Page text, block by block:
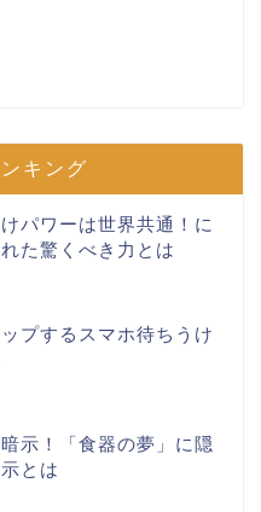
キング
パワーは世界共通！に
た驚くべき力とは
プするスマホ待ちうけ
示！「食器の夢」に隠
とは